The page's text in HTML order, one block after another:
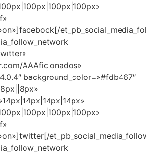
AAAficionados»
background_color=»#fdb467″